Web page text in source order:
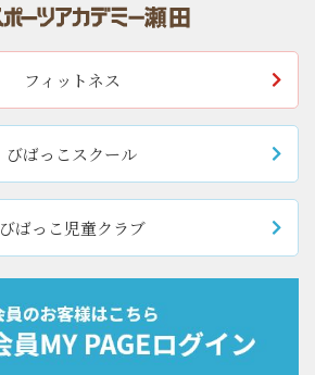
フィットネス
びばっこスクール
びばっこ児童クラブ